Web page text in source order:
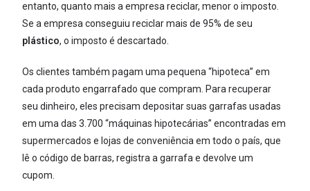
entanto, quanto mais a empresa reciclar, menor o imposto.
Se a empresa conseguiu reciclar mais de 95% de seu
plástico, o imposto é descartado.
Os clientes também pagam uma pequena “hipoteca” em
cada produto engarrafado que compram. Para recuperar
seu dinheiro, eles precisam depositar suas garrafas usadas
em uma das 3.700 “máquinas hipotecárias” encontradas em
supermercados e lojas de conveniência em todo o país, que
lê o código de barras, registra a garrafa e devolve um
cupom.